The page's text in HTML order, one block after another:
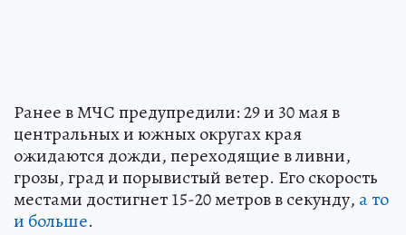
Ранее в МЧС предупредили: 29 и 30 мая в
центральных и южных округах края
ожидаются дожди, переходящие в ливни,
грозы, град и порывистый ветер. Его скорость
местами достигнет 15-20 метров в секунду, а то
и больше.